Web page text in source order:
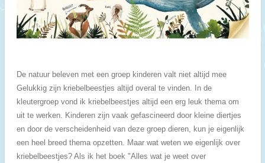
De natuur beleven met een groep kinderen valt niet altijd mee
Gelukkig zijn kriebelbeestjes altijd overal te vinden. In de
kleutergroep vond ik kriebelbeestjes altijd een erg leuk thema om
uit te werken. Kinderen zijn vaak gefascineerd door kleine diertjes
en door de verscheidenheid van deze groep dieren, kun je eigenlijk
een heel breed thema opzetten. Maar wat weten we eigenlijk over
kriebelbeestjes? Als ik het boek "Alles wat je weet over